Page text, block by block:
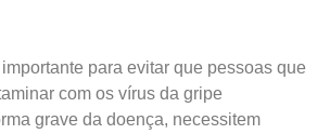
para evitar que pessoas que
com os vírus da gripe
grave da doença, necessitem